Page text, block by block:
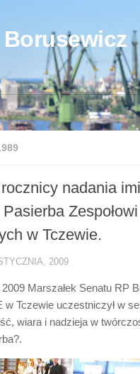
nadania
Zespołowi
w Tczewie.
2009
Marszałek Senatu RP
w Tczewie uczestniczył w
wiara i nadzieja w